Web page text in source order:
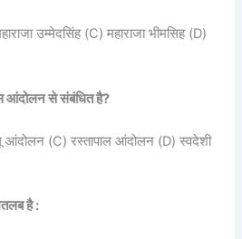
उम्मेदसिंह (C) महाराजा भीमसिह (D)
आंदोलन से संबंधित है?
आंदोलन (C) रस्तापाल आंदोलन (D) स्वदेशी
है :